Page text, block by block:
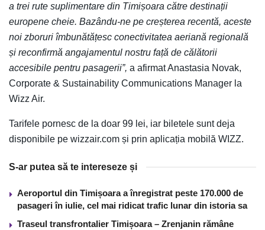
a trei rute suplimentare din Timișoara către destinații
europene cheie. Bazându-ne pe creșterea recentă, aceste
noi zboruri îmbunătățesc conectivitatea aeriană regională
și reconfirmă angajamentul nostru față de călătorii
accesibile pentru pasagerii”, a afirmat Anastasia Novak,
Corporate & Sustainability Communications Manager la
Wizz Air.
Tarifele pornesc de la doar 99 lei, iar biletele sunt deja
disponibile pe wizzair.com și prin aplicația mobilă WIZZ.
S-ar putea să te intereseze și
Aeroportul din Timișoara a înregistrat peste 170.000 de
pasageri în iulie, cel mai ridicat trafic lunar din istoria sa
Traseul transfrontalier Timișoara – Zrenjanin rămâne